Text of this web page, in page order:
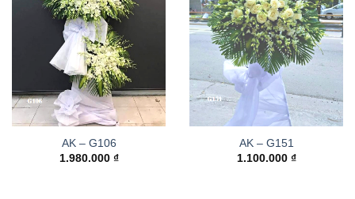
AK – G106
1.980.000 ₫
AK – G151
1.100.000 ₫